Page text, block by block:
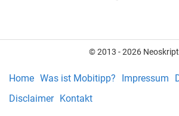
© 2013 - 2026 Neoskript
Home Was ist Mobitipp? Impressum
Disclaimer
Kontakt